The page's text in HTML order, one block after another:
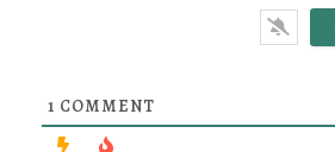
1 COMMENT